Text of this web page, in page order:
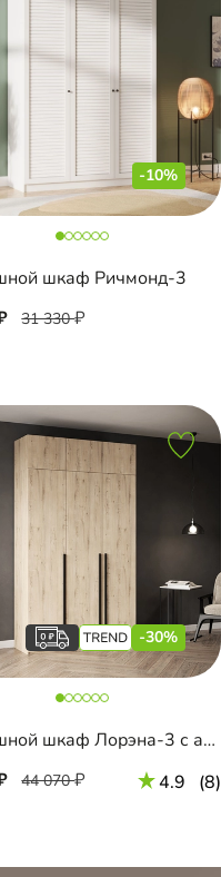
-10%
шкаф Ричмонд-3
31 330
-30%
Распашной шкаф Лорэна-3 с антресолью
44 070 4.9 (8)